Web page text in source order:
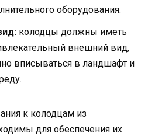
оборудования.
колодцы должны иметь
внешний вид,
вписываться в ландшафт и
к колодцам из
для обеспечения их